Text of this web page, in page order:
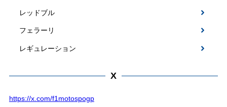
レッドブル
フェラーリ
レギュレーション
X
https://x.com/f1motospogp